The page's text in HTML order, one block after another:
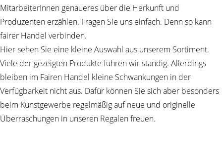
MitarbeiterInnen genaueres über die Herkunft und
Produzenten erzählen. Fragen Sie uns einfach. Denn so kann
fairer Handel verbinden.
Hier sehen Sie eine kleine Auswahl aus unserem Sortiment.
Viele der gezeigten Produkte führen wir ständig. Allerdings
bleiben im Fairen Handel kleine Schwankungen in der
Verfügbarkeit nicht aus. Dafür können Sie sich aber besonders
beim Kunstgewerbe regelmäßig auf neue und originelle
Überraschungen in unseren Regalen freuen.